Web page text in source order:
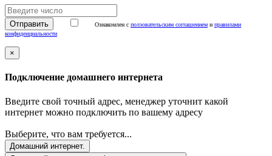
Ознакомлен с ползовательским соглашением и правилами
конфиденциальности
×
Подключение домашнего интернета
Введите свой точный адрес, менеджер уточнит какой
интернет можно подключить по вашему адресу
Выберите, что вам требуется...
Домашний интернет.